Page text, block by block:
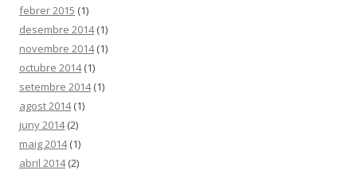
febrer 2015 (1)
desembre 2014(1)
novembre 2014(1)
octubre 2014(1)
setembre 2014(1)
agost 2014(1)
juny 2014(2)
maig 2014(1)
abril 2014(2)